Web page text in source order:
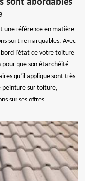
sont abordables
une référence en matière
sont remarquables. Avec
l’état de votre toiture
que son étanchéité
qu’il applique sont très
peinture sur toiture,
sur ses offres.